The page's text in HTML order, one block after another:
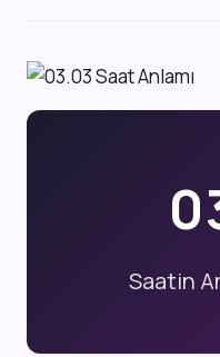
Saatin